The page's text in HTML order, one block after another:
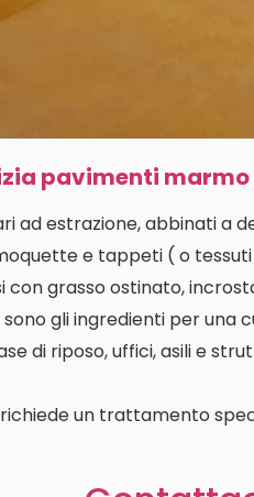
pavimenti marmo
ad estrazione, abbinati a
e tappeti ( o
con grasso ostinato,
gli ingredienti per una
di riposo, uffici, asili e
un trattamento